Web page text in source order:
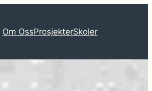
Om OssProsjekterSkoler